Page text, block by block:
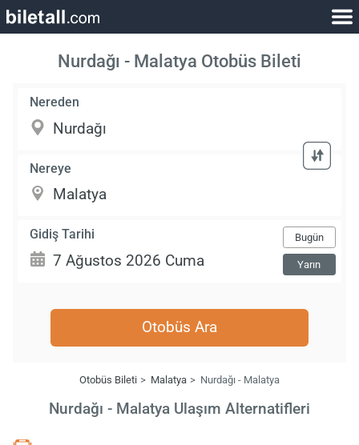
Nurdağı - Malatya Otobüs Bileti
Nereden
Nereye
Gidiş Tarihi Bugün
Yarın
Otobüs Ara
Otobüs Bileti Malatya Nurdağı - Malatya
Nurdağı - Malatya Ulaşım Alternatifleri